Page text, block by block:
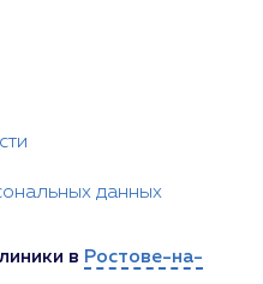
данных
в Ростове-на-